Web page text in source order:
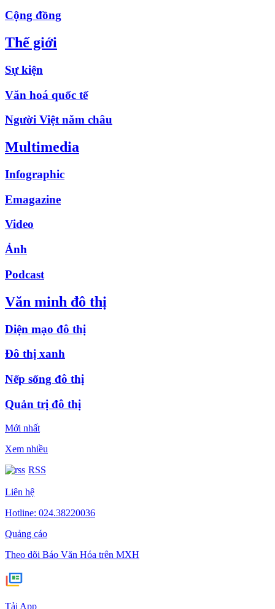
Cộng đồng
Thế giới
Sự kiện
Văn hoá quốc tế
Người Việt năm châu
Multimedia
Infographic
Emagazine
Video
Ảnh
Podcast
Văn minh đô thị
Diện mạo đô thị
Đô thị xanh
Nếp sống đô thị
Quản trị đô thị
Mới nhất
Xem nhiều
RSS
Liên hệ
Hotline: 024.38220036
Quảng cáo
Theo dõi Báo Văn Hóa trên MXH
Tải App